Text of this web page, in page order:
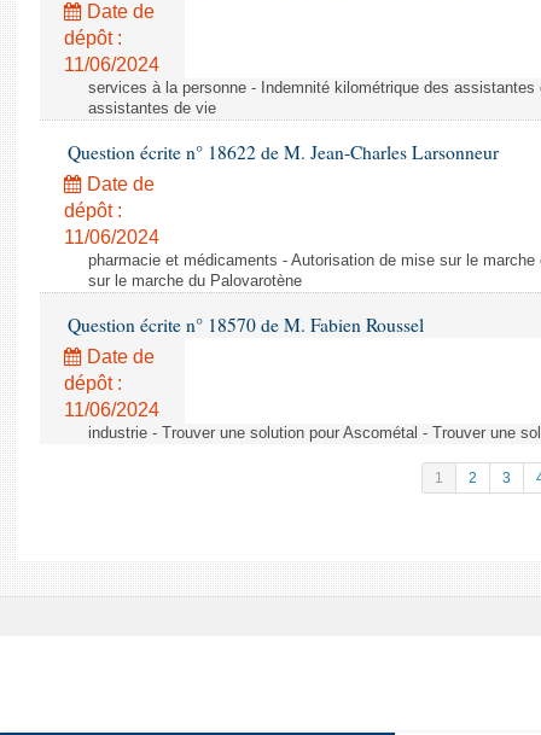
Date de
dépôt :
11/06/2024
services à la personne - Indemnité kilométrique des
assistantes de vie
Question écrite n° 18622 de M. Jean-Charles Larsonneur
Date de
dépôt :
11/06/2024
pharmacie et médicaments - Autorisation de mise sur le
sur le marche du Palovarotène
Question écrite n° 18570 de M. Fabien Roussel
Date de
dépôt :
11/06/2024
industrie - Trouver une solution pour Ascométal - Trouver une
1 2 3